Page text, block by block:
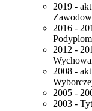
2019 -
2016 -
2012 -
2008 -
2005 -
2003 -